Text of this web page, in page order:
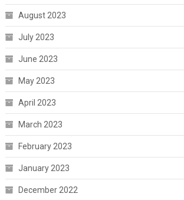
August 2023
July 2023
June 2023
May 2023
April 2023
March 2023
February 2023
January 2023
December 2022